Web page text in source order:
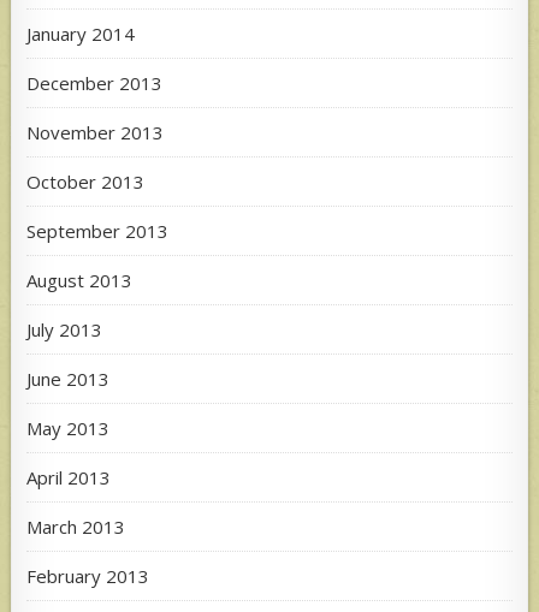
January 2014
December 2013
November 2013
October 2013
September 2013
August 2013
July 2013
June 2013
May 2013
April 2013
March 2013
February 2013